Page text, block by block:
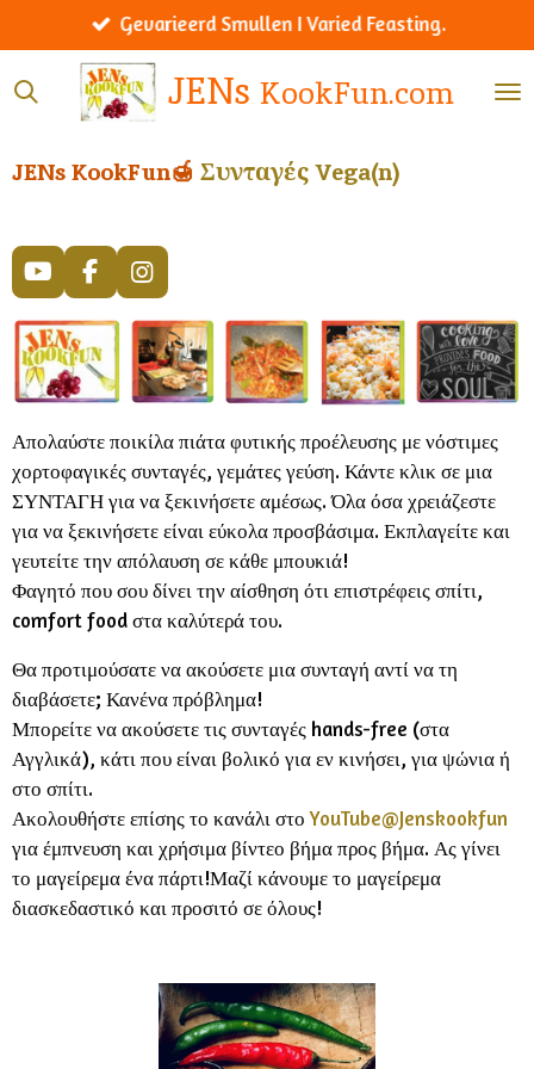
direct
naar
JENsKookFun.com
Werelds menu I Worldly menu.
JENs KookFun🍯 Συνταγές Vega(n)
Y
o
u
T
u
b
F
a
c
e
b
o
k
I
n
s
t
a
g
a
m
Απολαύστε ποικίλα πιάτα φυτικής προέλευσης με νόστιμες
χορτοφαγικές συνταγές, γεμάτες γεύση. Κάντε κλικ σε μια
ΣΥΝΤΑΓΗ για να ξεκινήσετε αμέσως. Όλα όσα χρειάζεστε
για να ξεκινήσετε είναι εύκολα προσβάσιμα. Εκπλαγείτε και
γευτείτε την απόλαυση σε κάθε μπουκιά!
Φαγητό που σου δίνει την αίσθηση ότι επιστρέφεις σπίτι,
comfort food στα καλύτερά του.
Θα προτιμούσατε να ακούσετε μια συνταγή αντί να τη
διαβάσετε; Κανένα πρόβλημα!
Μπορείτε να ακούσετε τις συνταγές hands-free (στα
Αγγλικά), κάτι που είναι βολικό για εν κινήσει, για ψώνια ή
στο σπίτι.
Ακολουθήστε επίσης το κανάλι στοYouTube@Jenskookfun
για έμπνευση και χρήσιμα βίντεο βήμα προς βήμα. Ας γίνει
το μαγείρεμα ένα πάρτι!Μαζί κάνουμε το μαγείρεμα
διασκεδαστικό και προσιτό σε όλους!